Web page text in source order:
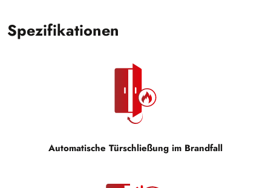
Spezifikationen
Automatische Türschließung im Brandfall